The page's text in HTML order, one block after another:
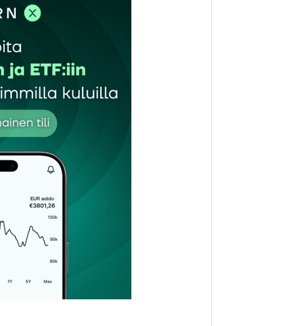
Sähköpostiosoitteesi